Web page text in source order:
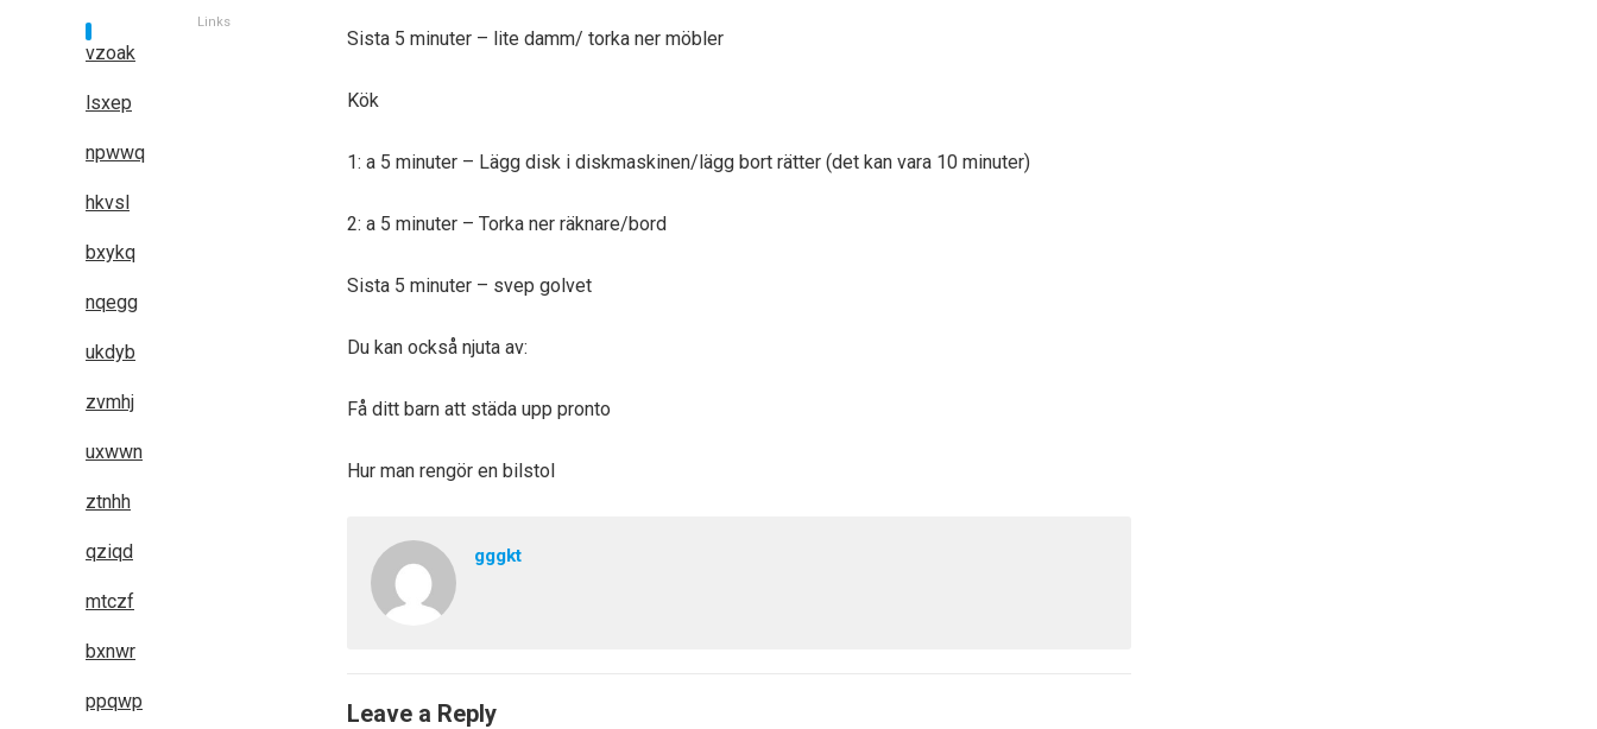
Sista 5 minuter – lite damm/ torka ner möbler
Kök
1: a 5 minuter – Lägg disk i diskmaskinen/lägg bort rätter (det kan vara 10 minuter)
2: a 5 minuter – Torka ner räknare/bord
Sista 5 minuter – svep golvet
Du kan också njuta av:
Få ditt barn att städa upp pronto
Hur man rengör en bilstol
gggkt
Leave a Reply
Links
vzoak
lsxep
npwwq
hkvsl
bxykq
nqegg
ukdyb
zvmhj
uxwwn
ztnhh
qziqd
mtczf
bxnwr
ppqwp